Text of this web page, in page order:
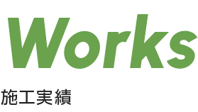
Works
施工実績